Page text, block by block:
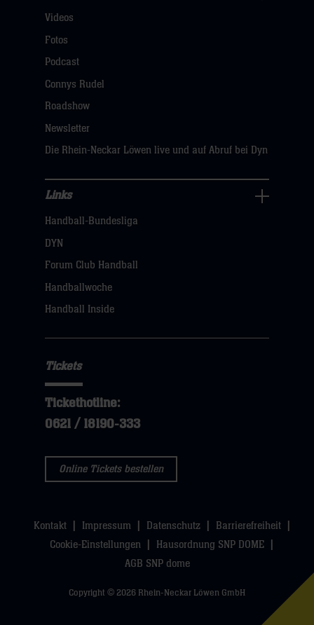
Fans
Navigation
öffnen,
hier
Videos
Fotos
Podcast
Connys Rudel
Roadshow
Newsletter
Die Rhein-Neckar Löwen live und auf Abruf bei Dyn
Navigation
öffnen,
dann
Links
Handball-Bundesliga
DYN
Forum Club Handball
Handballwoche
Handball Inside
Tickets
Tickethotline:
0621 / 18190-333
Online Tickets bestellen
Kontakt Impressum Datenschutz
Barrierefreiheit
Cookie-Einstellungen
Hausordnung SNP DOME
AGB SNP dome
Copyright © 2026 Rhein-Neckar Löwen GmbH